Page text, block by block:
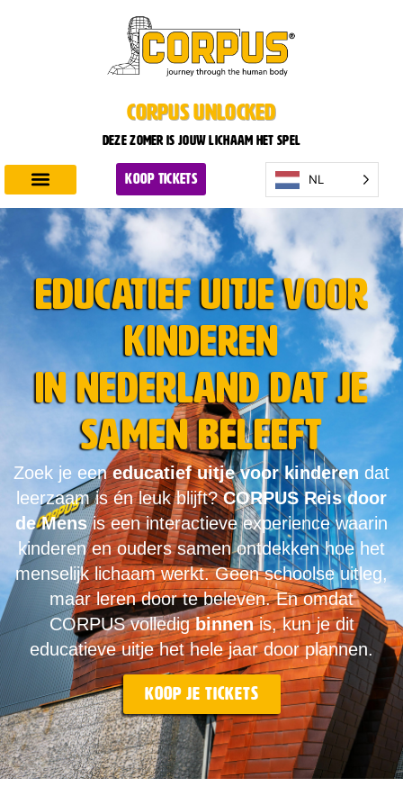
CORPUS UNLOCKED
Deze zomer is jouw lichaam het spel
KOOP TICKETS NL
Educatief uitje voor
kinderen
in Nederland dat je
samen beleeft
Zoek je eeneducatief uitje voor kinderen dat
leerzaam is én leuk blijft?CORPUS Reis door
de Mensis een interactieve experience waarin
kinderen en ouders samen ontdekken hoe het
menselijk lichaam werkt. Geen schoolse uitleg,
maar leren door te beleven. En omdat
CORPUS volledigbinnenis, kun je dit
educatieve uitje het hele jaar door plannen.
Koop je tickets